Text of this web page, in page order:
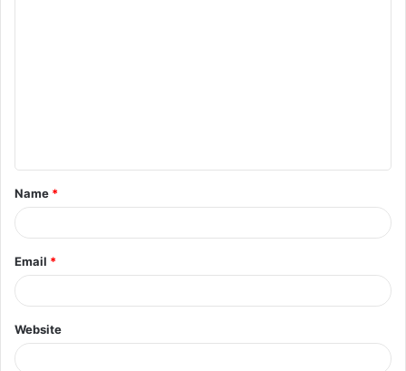
t
*
Name *
Email *
Website